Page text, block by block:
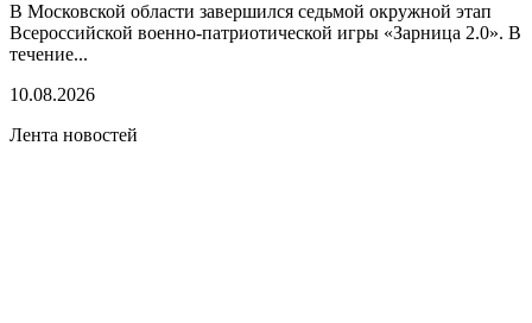
В Московской области завершился седьмой окружной этап
Всероссийской военно-патриотической игры «Зарница 2.0». В
течение...
10.08.2026
Лента новостей